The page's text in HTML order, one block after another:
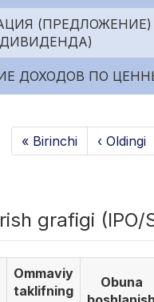
ДОХОДОВ ПО
« Birinchi ‹ Oldingi
grafigi (IPO/
Ommaviy
taklifning
Obuna